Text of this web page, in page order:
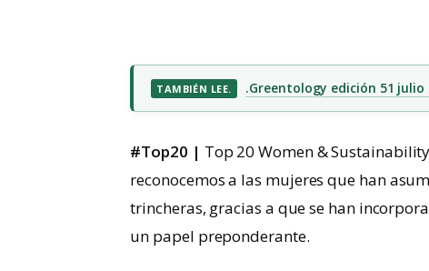
TAMBIÉN LEE. .Greentology edición 51 julio
#Top20 | Top 20 Women &
reconocemos a las mujeres que han
trincheras, gracias a que se han
un papel preponderante.